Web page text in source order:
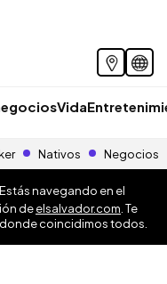
Vida
Nativos Negocios
navegando en el
deelsalvador.com . Te
coincidimos todos.